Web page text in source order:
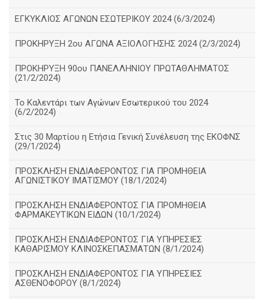
ΕΓΚΥΚΛΙΟΣ ΑΓΩΝΩΝ ΕΣΩΤΕΡΙΚΟΥ 2024 (6/3/2024)
ΠΡΟΚΗΡΥΞΗ 2ου ΑΓΩΝΑ ΑΞΙΟΛΟΓΗΣΗΣ 2024 (2/3/2024)
ΠΡΟΚΗΡΥΞΗ 90ου ΠΑΝΕΛΛΗΝΙΟΥ ΠΡΩΤΑΘΛΗΜΑΤΟΣ
(21/2/2024)
Το Καλεντάρι των Αγώνων Εσωτερικού του 2024
(6/2/2024)
Στις 30 Μαρτίου η Ετήσια Γενική Συνέλευση της ΕΚΟΦΝΣ
(29/1/2024)
ΠΡΟΣΚΛΗΣΗ ΕΝΔΙΑΦΕΡΟΝΤΟΣ ΓΙΑ ΠΡΟΜΗΘΕΙΑ
ΑΓΩΝΙΣΤΙΚΟΥ ΙΜΑΤΙΣΜΟΥ (18/1/2024)
ΠΡΟΣΚΛΗΣΗ ΕΝΔΙΑΦΕΡΟΝΤΟΣ ΓΙΑ ΠΡΟΜΗΘΕΙΑ
ΦΑΡΜΑΚΕΥΤΙΚΩΝ ΕΙΔΩΝ (10/1/2024)
ΠΡΟΣΚΛΗΣΗ ΕΝΔΙΑΦΕΡΟΝΤΟΣ ΓΙΑ ΥΠΗΡΕΣΙΕΣ
ΚΑΘΑΡΙΣΜΟΥ ΚΛΙΝΟΣΚΕΠΑΣΜΑΤΩΝ (8/1/2024)
ΠΡΟΣΚΛΗΣΗ ΕΝΔΙΑΦΕΡΟΝΤΟΣ ΓΙΑ ΥΠΗΡΕΣΙΕΣ
ΑΣΘΕΝΟΦΟΡΟΥ (8/1/2024)